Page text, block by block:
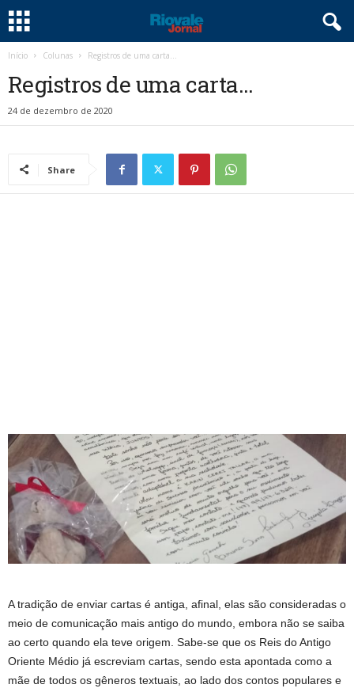
Início Colunas Registros de uma carta…
Registros de uma carta…
24 de dezembro de 2020
Share
A tradição de enviar cartas é antiga, afinal, elas são consideradas o
meio de comunicação mais antigo do mundo, embora não se saiba
ao certo quando ela teve origem. Sabe-se que os Reis do Antigo
Oriente Médio já escreviam cartas, sendo esta apontada como a
mãe de todos os gêneros textuais, ao lado dos contos populares e